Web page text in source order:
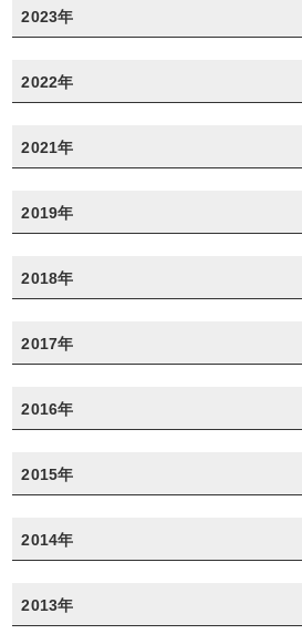
2023年
2022年
2021年
2019年
2018年
2017年
2016年
2015年
2014年
2013年